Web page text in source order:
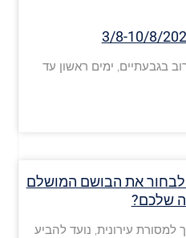
בגבעתיים, ימים ראשון עד
לבחור את הבושם המושלם
עירונית, נועד להביע